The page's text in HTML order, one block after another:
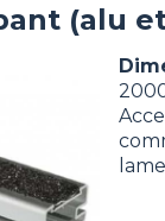
(alu